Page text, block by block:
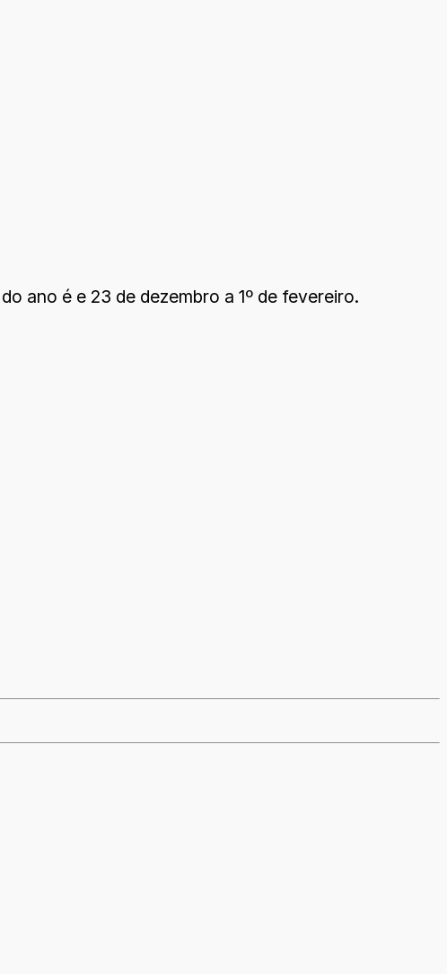
ano é e 23 de dezembro a 1º de fevereiro.